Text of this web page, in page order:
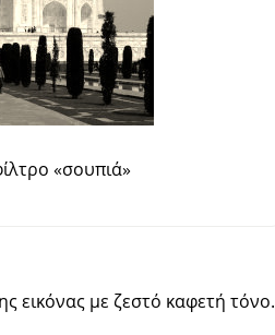
«σουπιά»
εικόνας με ζεστό καφετή τόνο.